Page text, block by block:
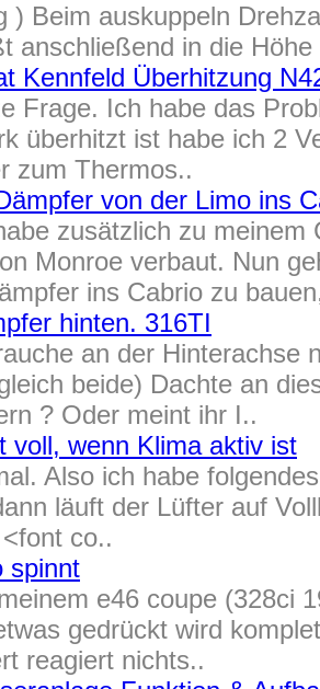
) Beim auskuppeln
anschließend in die Höhe
Kennfeld Überhitzung
Frage. Ich habe das
überhitzt ist habe ich 2
zum Thermos..
von der Limo ins
zusätzlich zu
Monroe verbaut. Nun
ins Cabrio zu
hinten. 316TI
an der Hinterachse
beide) Dachte an
? Oder meint ihr I..
voll, wenn Klima aktiv ist
Also ich habe
läuft der Lüfter auf
co..
spinnt
e46 coupe (328ci
gedrückt wird
reagiert nichts..